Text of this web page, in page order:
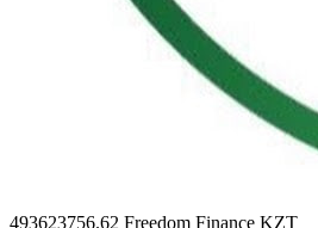
493623756.62 Freedom Finance KZT